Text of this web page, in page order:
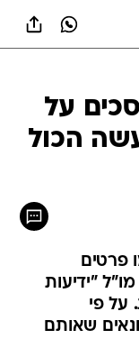
על
הכול
פרטים
"ידיעות
על פי
שאותם